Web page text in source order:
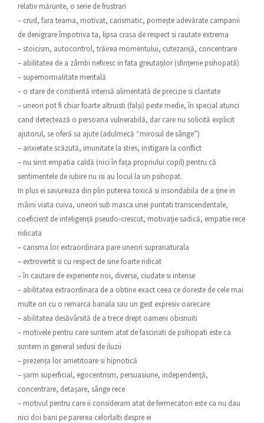
relativ mărunte, o serie de frustrari
– crud, fara teama, motivat, carismatic, pornește adevărate campanii
de denigrare împotriva ta, lipsa crasa de respect si rautate extrema
– stoicism, autocontrol, trăirea momentului, cutezanță, concentrare
– abilitatea de a zâmbi nefiresc in fata greutaților (sfințenie psihopată)
– supernormalitate mentală
– o stare de constientă intensă alimentată de precizie si claritate
– uneori pot fi chiar foarte altruisti (falși) peste medie, în special atunci
cand detectează o persoana vulnerabilă, dar care nu solicită explicit
ajutorul, se oferă sa ajute (adulmecă “mirosul de sânge”)
– anxietate scăzută, imunitate la stres, instigare la conflict
– nu simt empatia caldă (nici în fața propriului copil) pentru că
sentimentele de iubire nu isi au locul la un psihopat.
In plus ei savureaza din plin puterea toxică si insondabila de a ține in
mâini viata cuiva, uneori sub masca unei puritati transcendentale,
coeficient de inteligență pseudo-crescut, motivație sadică, empatie rece
ridicata
– carisma lor extraordinara pare uneori supranaturala
– extrovertit si cu respect de sine foarte ridicat
– în cautare de experiente noi, diverse, ciudate si intense
– abilitatea extraordinara de a obtine exact ceea ce doreste de cele mai
multe ori cu o remarca banala sau un gest expresiv oarecare
– abilitatea desăvârsită de a trece drept oameni obisnuiti
– motivele pentru care suntem atat de fascinati de psihopati este ca
suntem in general sedusi de iluzii
– prezența lor ametitoare si hipnotică
– șarm superficial, egocentrism, persuasiune, independență,
concentrare, detașare, sânge rece
– motivul pentru care ii consideram atat de fermecatori este ca nu dau
nici doi bani pe parerea celorlalti despre ei